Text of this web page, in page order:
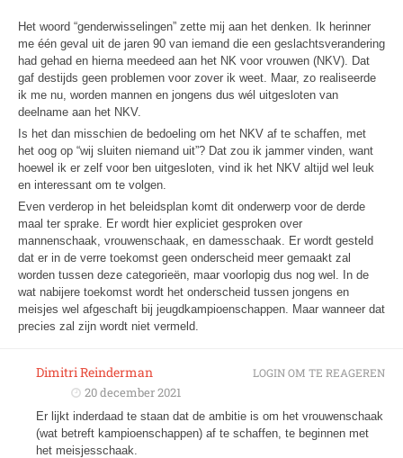
Het woord “genderwisselingen” zette mij aan het denken. Ik herinner
me één geval uit de jaren 90 van iemand die een geslachtsverandering
had gehad en hierna meedeed aan het NK voor vrouwen (NKV). Dat
gaf destijds geen problemen voor zover ik weet. Maar, zo realiseerde
ik me nu, worden mannen en jongens dus wél uitgesloten van
deelname aan het NKV.
Is het dan misschien de bedoeling om het NKV af te schaffen, met
het oog op “wij sluiten niemand uit”? Dat zou ik jammer vinden, want
hoewel ik er zelf voor ben uitgesloten, vind ik het NKV altijd wel leuk
en interessant om te volgen.
Even verderop in het beleidsplan komt dit onderwerp voor de derde
maal ter sprake. Er wordt hier expliciet gesproken over
mannenschaak, vrouwenschaak, en damesschaak. Er wordt gesteld
dat er in de verre toekomst geen onderscheid meer gemaakt zal
worden tussen deze categorieën, maar voorlopig dus nog wel. In de
wat nabijere toekomst wordt het onderscheid tussen jongens en
meisjes wel afgeschaft bij jeugdkampioenschappen. Maar wanneer dat
precies zal zijn wordt niet vermeld.
Dimitri Reinderman
20 december 2021
Er lijkt inderdaad te staan dat de ambitie is om het vrouwenschaak
(wat betreft kampioenschappen) af te schaffen, te beginnen met
het meisjesschaak.
LOGIN OM TE REAGEREN